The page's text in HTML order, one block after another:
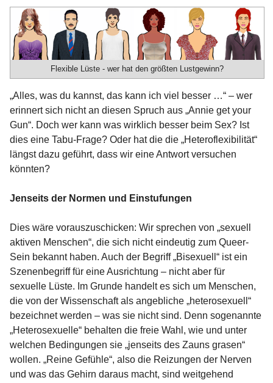
Flexible Lüste - wer hat den größten Lustgewinn?
„Alles, was du kannst, das kann ich viel besser …“ – wer
erinnert sich nicht an diesen Spruch aus „Annie get your
Gun“. Doch wer kann was wirklich besser beim Sex? Ist
dies eine Tabu-Frage? Oder hat die die „Heteroflexibilität“
längst dazu geführt, dass wir eine Antwort versuchen
könnten?
Jenseits der Normen und Einstufungen
Dies wäre vorauszuschicken: Wir sprechen von „sexuell
aktiven Menschen“, die sich nicht eindeutig zum Queer-
Sein bekannt haben. Auch der Begriff „Bisexuell“ ist ein
Szenenbegriff für eine Ausrichtung – nicht aber für
sexuelle Lüste. Im Grunde handelt es sich um Menschen,
die von der Wissenschaft als angebliche „heterosexuell“
bezeichnet werden – was sie nicht sind. Denn sogenannte
„Heterosexuelle“ behalten die freie Wahl, wie und unter
welchen Bedingungen sie „jenseits des Zauns grasen“
wollen. „Reine Gefühle“, also die Reizungen der Nerven
und was das Gehirn daraus macht, sind weitgehend